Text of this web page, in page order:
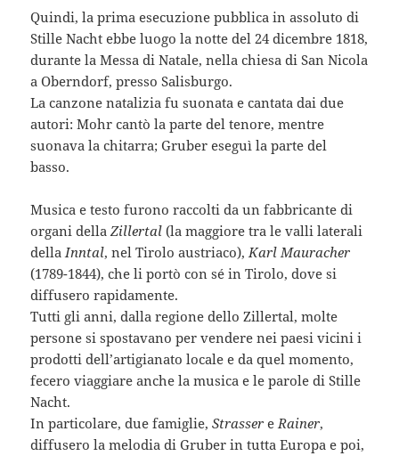
Quindi, la prima esecuzione pubblica in assoluto di
Stille Nacht ebbe luogo la notte del 24 dicembre 1818,
durante la Messa di Natale, nella chiesa di San Nicola
a Oberndorf, presso Salisburgo.
La canzone natalizia fu suonata e cantata dai due
autori: Mohr cantò la parte del tenore, mentre
suonava la chitarra; Gruber eseguì la parte del
basso.
Musica e testo furono raccolti da un fabbricante di
organi dellaZillertal(la maggiore tra le valli laterali
della Inntal, nel Tirolo austriaco), Karl Mauracher
(1789-1844), che li portò con sé in Tirolo, dove si
diffusero rapidamente.
Tutti gli anni, dalla regione dello Zillertal, molte
persone si spostavano per vendere nei paesi vicini i
prodotti dell’artigianato locale e da quel momento,
fecero viaggiare anche la musica e le parole di Stille
Nacht.
In particolare, due famiglie,Strassere Rainer,
diffusero la melodia di Gruber in tutta Europa e poi,